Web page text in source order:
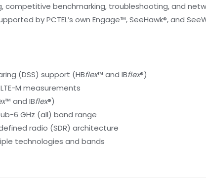
benchmarking, troubleshooting, and
by PCTEL’s own Engage™, SeeHawk®, and
(DSS) support (HBflex™ and IBflex®)
M measurements
™ and IBflex®)
6 GHz (all) band range
radio (SDR) architecture
technologies and bands